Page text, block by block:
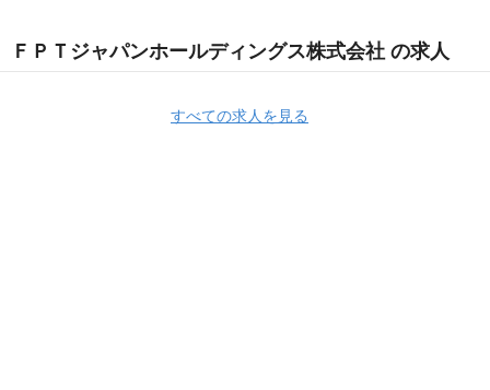
ＦＰＴジャパンホールディングス株式会社 の求人
すべての求人を見る